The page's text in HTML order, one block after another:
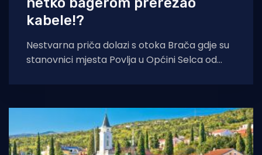
kabele!?
Nestvarna priča dolazi s otoka Brača gdje su
stanovnici mjesta Povlja u Općini Selca od